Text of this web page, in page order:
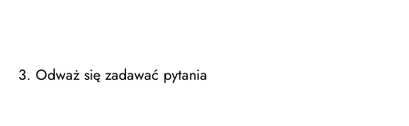
3. Odważ się zadawać pytania